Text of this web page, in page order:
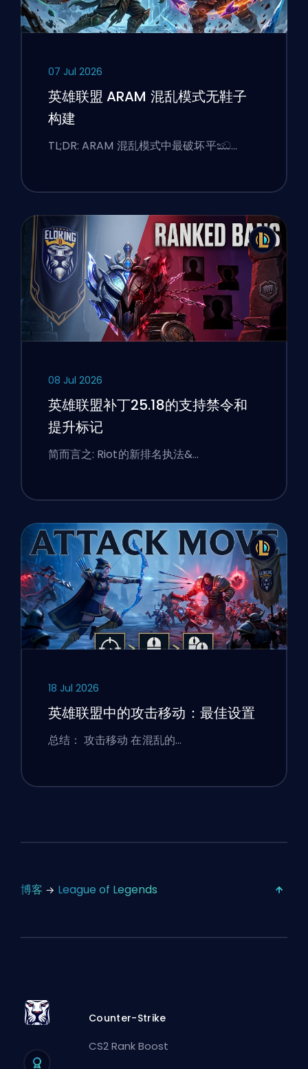
07 Jul 2026
英雄联盟 ARAM 混乱模式无鞋子
构建
TL;DR: ARAM 混乱模式中最破坏平ඣ…
08 Jul 2026
英雄联盟补丁25.18的支持禁令和
提升标记
简而言之: Riot的新排名执法&…
18 Jul 2026
英雄联盟中的攻击移动：最佳设置
总结： 攻击移动 在混乱的…
博客 League of Legends
Counter-Strike
CS2 Rank Boost